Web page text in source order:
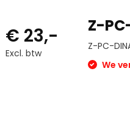
€ 23,-
Excl. btw
Z-
Z-PC-
We